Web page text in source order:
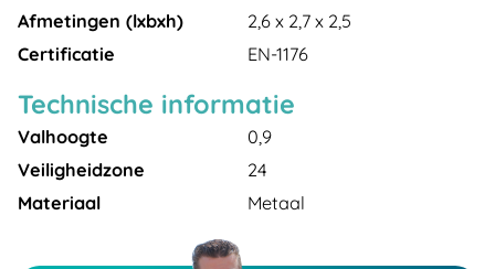
Afmetingen (lxbxh)
2,6 x 2,7 x 2,5
Certificatie
EN-1176
Technische informatie
Valhoogte
0,9
Veiligheidzone
24
Materiaal
Metaal